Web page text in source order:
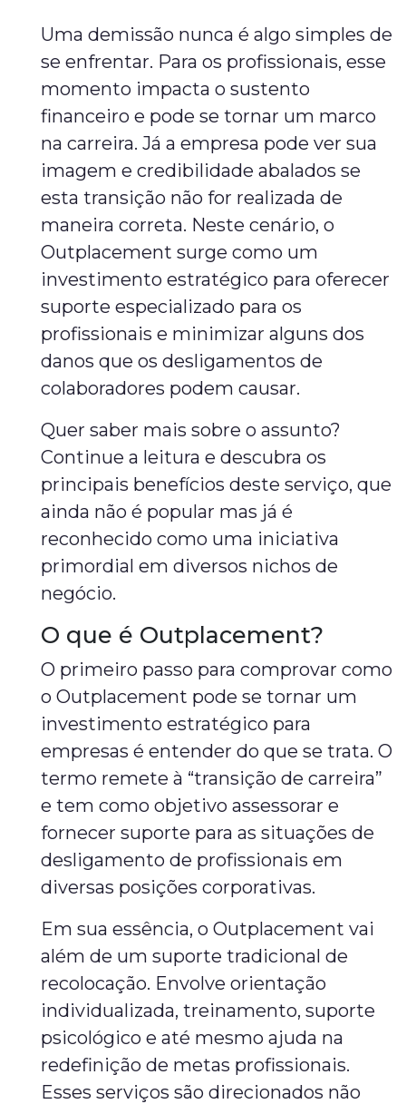
Uma demissão nunca é algo simples de
se enfrentar. Para os profissionais, esse
momento impacta o sustento
financeiro e pode se tornar um marco
na carreira. Já a empresa pode ver sua
imagem e credibilidade abalados se
esta transição não for realizada de
maneira correta. Neste cenário, o
Outplacement surge como um
investimento estratégico para oferecer
suporte especializado para os
profissionais e minimizar alguns dos
danos que os desligamentos de
colaboradores podem causar.
Quer saber mais sobre o assunto?
Continue a leitura e descubra os
principais benefícios deste serviço, que
ainda não é popular mas já é
reconhecido como uma iniciativa
primordial em diversos nichos de
negócio.
O que é Outplacement?
O primeiro passo para comprovar como
o Outplacement pode se tornar um
investimento estratégico para
empresas é entender do que se trata. O
termo remete à “transição de carreira”
e tem como objetivo assessorar e
fornecer suporte para as situações de
desligamento de profissionais em
diversas posições corporativas.
Em sua essência, o Outplacement vai
além de um suporte tradicional de
recolocação. Envolve orientação
individualizada, treinamento, suporte
psicológico e até mesmo ajuda na
redefinição de metas profissionais.
Esses serviços são direcionados não